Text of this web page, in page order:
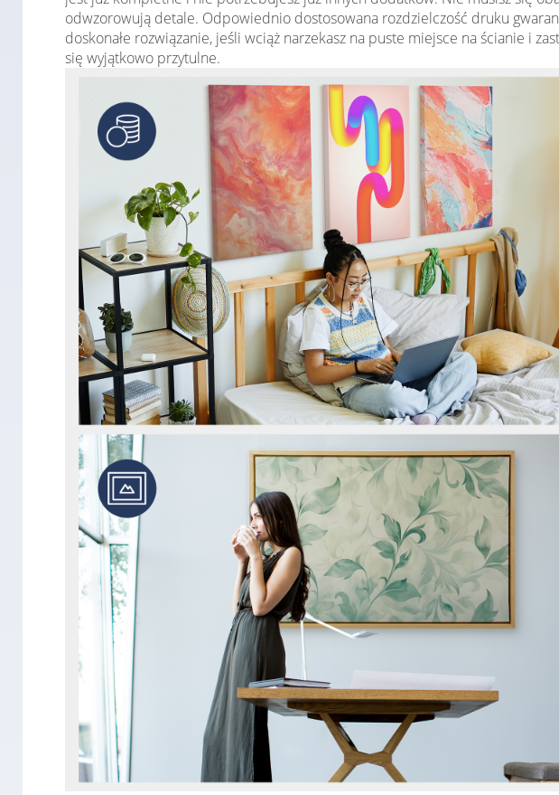
odwzorowują detale. Odpowiednio dostosowana rozdzielczość druku
doskonałe rozwiązanie, jeśli wciąż narzekasz na puste miejsce na ścianie i
się wyjątkowo przytulne.